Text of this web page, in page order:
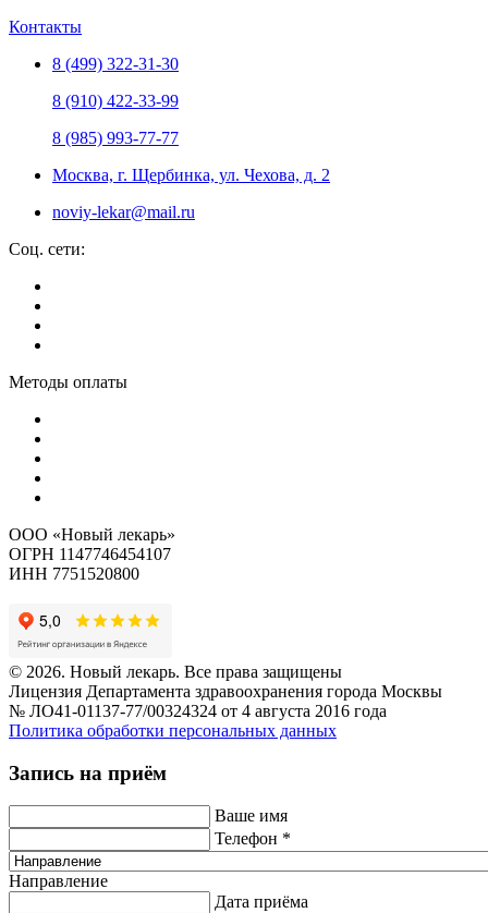
Контакты
8 (499) 322-31-30
8 (910) 422-33-99
8 (985) 993-77-77
Москва, г. Щербинка, ул. Чехова, д. 2
noviy-lekar@mail.ru
Соц. сети:
Методы оплаты
ООО «Новый лекарь»
ОГРН 1147746454107
ИНН 7751520800
© 2026. Новый лекарь. Все права защищены
Лицензия Департамента здравоохранения города Москвы
№ ЛО41-01137-77/00324324 от 4 августа 2016 года
Политика обработки персональных данных
Запись на приём
Ваше имя
Телефон *
Направление
Дата приёма